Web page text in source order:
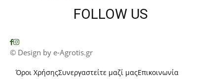
FOLLOW US
© Design by e-Agrotis.gr
Όροι ΧρήσηςΣυνεργαστείτε μαζί μαςΕπικοινωνία